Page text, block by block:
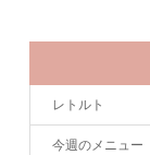
レトルト
今週のメニュー